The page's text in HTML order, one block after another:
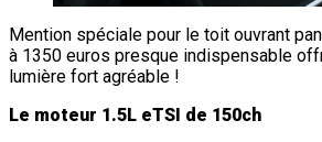
Mention spéciale pour le toit ouvrant
à 1350 euros presque indispensable
lumière fort agréable !
Le moteur 1.5L eTSI de 150ch